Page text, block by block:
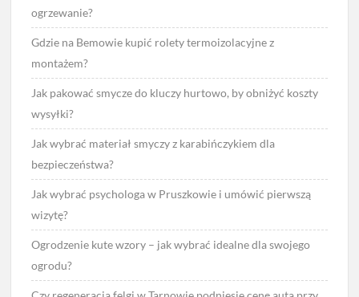
ogrzewanie?
Gdzie na Bemowie kupić rolety termoizolacyjne z
montażem?
Jak pakować smycze do kluczy hurtowo, by obniżyć koszty
wysyłki?
Jak wybrać materiał smyczy z karabińczykiem dla
bezpieczeństwa?
Jak wybrać psychologa w Pruszkowie i umówić pierwszą
wizytę?
Ogrodzenie kute wzory – jak wybrać idealne dla swojego
ogrodu?